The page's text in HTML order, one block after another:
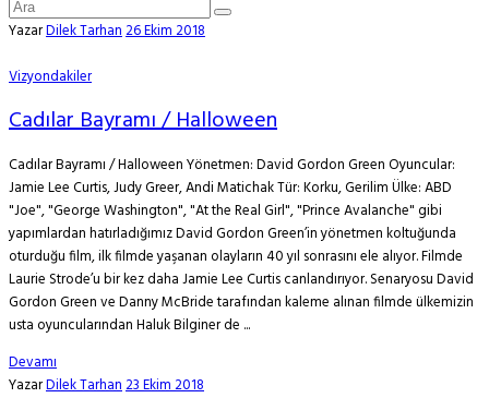
YazarDilek Tarhan26 Ekim 2018
Vizyondakiler
Cadılar Bayramı / Halloween
Cadılar Bayramı / Halloween Yönetmen: David Gordon Green Oyuncular:
Jamie Lee Curtis, Judy Greer, Andi Matichak Tür: Korku, Gerilim Ülke: ABD
"Joe", "George Washington", "At the Real Girl", "Prince Avalanche" gibi
yapımlardan hatırladığımız David Gordon Green’in yönetmen koltuğunda
oturduğu film, ilk filmde yaşanan olayların 40 yıl sonrasını ele alıyor. Filmde
Laurie Strode’u bir kez daha Jamie Lee Curtis canlandırıyor. Senaryosu David
Gordon Green ve Danny McBride tarafından kaleme alınan filmde ülkemizin
usta oyuncularından Haluk Bilginer de ...
Devamı
YazarDilek Tarhan23 Ekim 2018